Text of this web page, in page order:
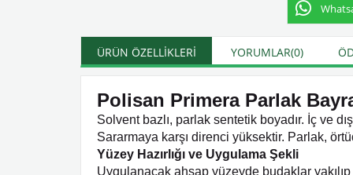
ÜRÜN ÖZELLIKLERI YORUMLAR(0)
Polisan Primera Parlak
Solvent bazlı, parlak sentetik boyadır. İç ve
Sararmaya karşı direnci yüksektir. Parlak,
Yüzey Hazırlığı ve Uygulama Şekli
Uygulanacak ahşap yüzeyde budaklar